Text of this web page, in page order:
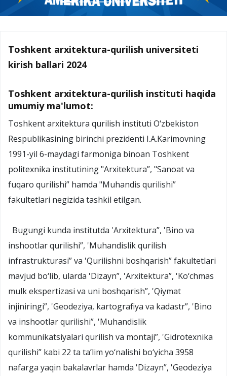
Toshkent arxitektura-qurilish universiteti
kirish ballari 2024
Toshkent arxitektura-qurilish instituti haqida
umumiy ma'lumot:
Toshkent arxitektura qurilish instituti O‘zbekiston
Respublikasining birinchi prezidenti I.A.Karimovning
1991-yil 6-maydagi farmoniga binoan Toshkent
politexnika institutining "Arxitektura”, "Sanoat va
fuqaro qurilishi” hamda "Muhandis qurilishi”
fakultetlari negizida tashkil etilgan.
Bugungi kunda institutda 'Arxitektura”, 'Bino va
inshootlar qurilishi”, 'Muhandislik qurilish
infrastrukturasi” va 'Qurilishni boshqarish” fakultetlari
mavjud bo‘lib, ularda 'Dizayn”, 'Arxitektura”, 'Ko‘chmas
mulk ekspertizasi va uni boshqarish”, 'Qiymat
injiniringi”, 'Geodeziya, kartografiya va kadastr”, 'Bino
va inshootlar qurilishi”, 'Muhandislik
kommunikatsiyalari qurilish va montaji”, 'Gidrotexnika
qurilishi” kabi 22 ta ta’lim yo‘nalishi bo‘yicha 3958
nafarga yaqin bakalavrlar hamda 'Dizayn”, 'Geodeziya